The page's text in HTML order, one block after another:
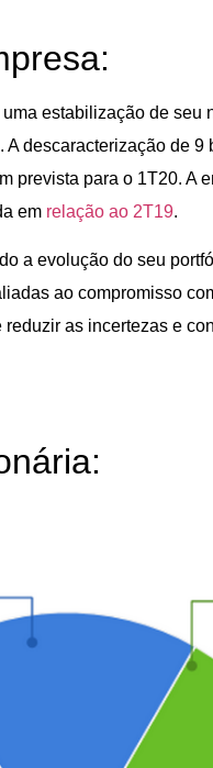
estabilização de seu
descaracterização de 9
prevista para o 1T20. A
em relação ao 2T19.
a evolução do seu
ao compromisso
as incertezas e